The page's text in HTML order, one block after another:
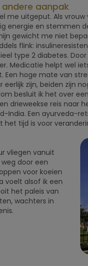
andere aanpak
me uitgeput. Als
energie en stemmen
gewicht me niet
flink:
type 2 diabetes.
Medicatie helpt wel
Een hoge mate van
eerlijk zijn, beiden zijn
besluit ik het over
drieweekse reis naar
India. Een ayurveda-
het tijd is voor
vliegen vanuit
door een
voor koeien
voelt alsof ik een
het paleis van
wachters in